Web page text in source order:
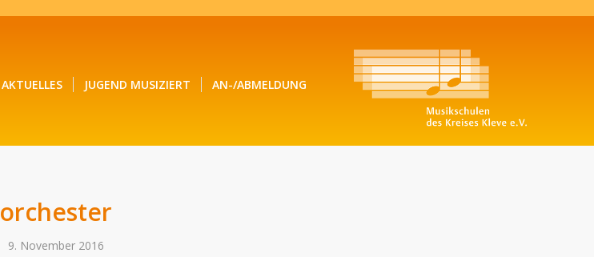
AKTUELLES JUGEND MUSIZIERT AN-/ABMELDUNG
orchester
9. November 2016